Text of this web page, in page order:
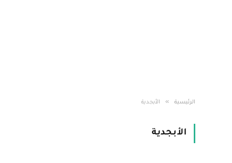
الرئيسية » الأبجدية
الأبجدية